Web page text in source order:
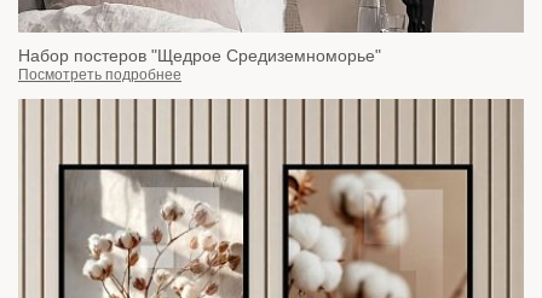
Набор постеров "Щедрое Средиземноморье"
Посмотреть подробнее